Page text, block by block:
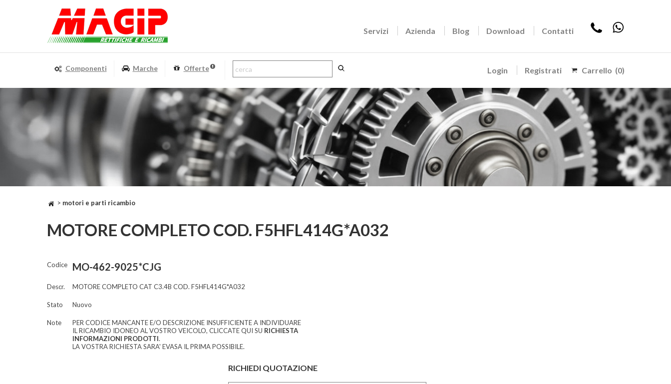
Servizi Azienda Blog Download Contatti
Login Registrati Carrello (0)
Componenti Marche Offerte
> motori e parti ricambio
MOTORE COMPLETO COD. F5HFL414G*A032
Codice MO-462-9025*CJG
Descr. MOTORE COMPLETO CAT C3.4B COD. F5HFL414G*A032
Stato Nuovo
Note
PER CODICE MANCANTE E/O DESCRIZIONE INSUFFICIENTE A INDIVIDUARE
IL RICAMBIO IDONEO AL VOSTRO VEICOLO, CLICCATE QUI SU RICHIESTA
INFORMAZIONI PRODOTTI.
LA VOSTRA RICHIESTA SARA' EVASA IL PRIMA POSSIBILE.
RICHIEDI QUOTAZIONE